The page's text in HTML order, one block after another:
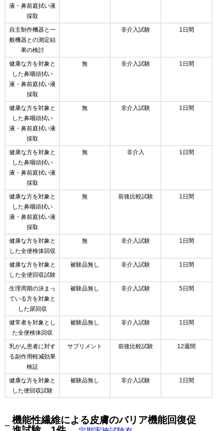
液・鼻前庭拭い液
採取
自主制作機器と一
般機器との測定結
果の検討
非介入試験 1日間
健康な方を対象と
した鼻咽頭拭い
液・鼻前庭拭い液
採取
無 非介入試験 1日間
健康な方を対象と
した鼻咽頭拭い
液・鼻前庭拭い液
採取
無 非介入試験 1日間
健康な方を対象と
した鼻咽頭拭い
液・鼻前庭拭い液
採取
無 非介入 1日間
健康な方を対象と
した鼻咽頭拭い
液・鼻前庭拭い液
採取
無 前後比較試験 1日間
健康な方を対象と
した全便検体回収
無 非介入試験 1日間
健康な方を対象と
した全便回収試験
被験品無し 非介入試験 1日間
生理周期の決まっ
ている方を対象と
した尿回収
被験品無し 非介入試験 5日間
健常者を対象とし
た全便検体回収
被験品無し 非介入試験 1日間
乳がん患者に対す
る副作用軽減効果
検証
サプリメント 前後比較試験 12週間
健康な方を対象と
した便回収試験
被験品無し 非介入試験 1日間
機能性繊維による皮膚のバリア機能回復促